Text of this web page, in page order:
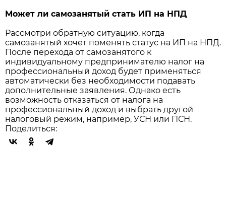
Может ли самозанятый стать ИП на НПД
Рассмотри обратную ситуацию, когда
самозанятый хочет поменять статус на ИП на НПД.
После перехода от самозанятого к
индивидуальному предпринимателю налог на
профессиональный доход будет применяться
автоматически без необходимости подавать
дополнительные заявления. Однако есть
возможность отказаться от налога на
профессиональный доход и выбрать другой
налоговый режим, например, УСН или ПСН.
Поделиться: